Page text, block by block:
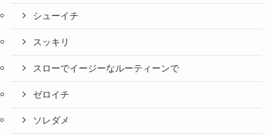
シューイチ
スッキリ
スローでイージーなルーティーンで
ゼロイチ
ソレダメ